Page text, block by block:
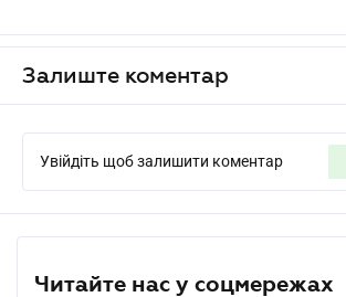
Залиште коментар
Увійдіть щоб залишити коментар
Читайте нас у соцмережах